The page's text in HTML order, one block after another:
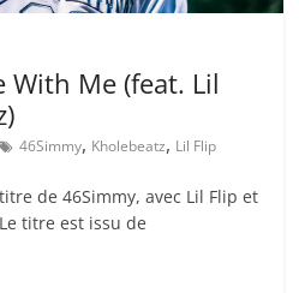
With Me (feat. Lil
46Simmy, Kholebeatz, Lil Flip
de 46Simmy, avec Lil Flip et
titre est issu de